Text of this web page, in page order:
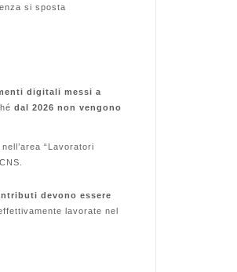
si sposta
digitali messi a
dal 2026 non vengono
“Lavoratori
devono essere
lavorate nel